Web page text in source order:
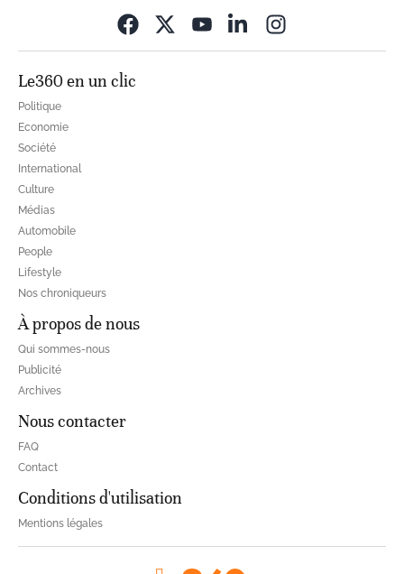
Le360 en un clic
Politique
Economie
Société
International
Culture
Médias
Automobile
People
Lifestyle
Nos chroniqueurs
À propos de nous
Qui sommes-nous
Publicité
Archives
Nous contacter
FAQ
Contact
Conditions d'utilisation
Mentions légales